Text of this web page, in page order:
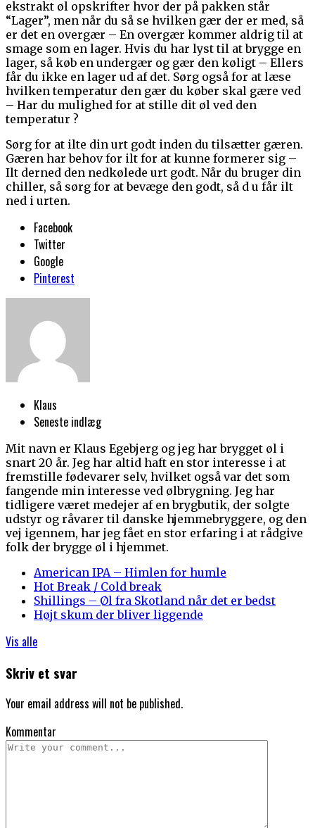
ekstrakt øl opskrifter hvor der på pakken står
“Lager”, men når du så se hvilken gær der er med, så
er det en overgær – En overgær kommer aldrig til at
smage som en lager. Hvis du har lyst til at brygge en
lager, så køb en undergær og gær den køligt – Ellers
får du ikke en lager ud af det. Sørg også for at læse
hvilken temperatur den gær du køber skal gære ved
– Har du mulighed for at stille dit øl ved den
temperatur ?
Sørg for at ilte din urt godt inden du tilsætter gæren.
Gæren har behov for ilt for at kunne formerer sig –
Ilt derned den nedkølede urt godt. Når du bruger din
chiller, så sørg for at bevæge den godt, så d u får ilt
ned i urten.
Facebook
Twitter
Google
Pinterest
Klaus
Seneste indlæg
Mit navn er Klaus Egebjerg og jeg har brygget øl i
snart 20 år. Jeg har altid haft en stor interesse i at
fremstille fødevarer selv, hvilket også var det som
fangende min interesse ved ølbrygning. Jeg har
tidligere været medejer af en brygbutik, der solgte
udstyr og råvarer til danske hjemmebryggere, og den
vej igennem, har jeg fået en stor erfaring i at rådgive
folk der brygge øl i hjemmet.
American IPA – Himlen for humle
Hot Break / Cold break
Shillings – Øl fra Skotland når det er bedst
Højt skum der bliver liggende
Vis alle
Skriv et svar
Your email address will not be published.
Kommentar